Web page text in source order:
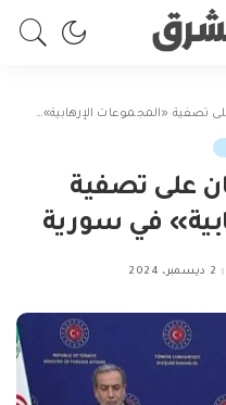
تصفية «المجموعات الإرهابية» في سورية
على تصفية
في سورية
2 ديسمبر، 2024